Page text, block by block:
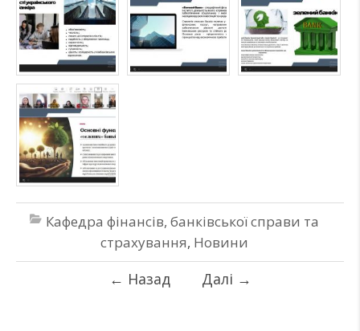
Кафедра фінансів, банківської справи та
страхування, Новини
← Назад Далі →